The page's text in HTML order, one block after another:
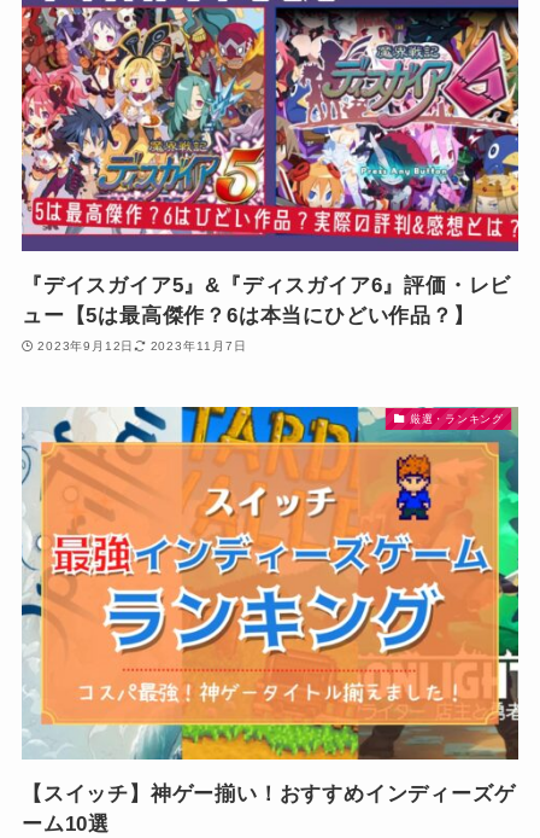
『デイスガイア5』&『ディスガイア6』評価・レビ
ュー【5は最高傑作？6は本当にひどい作品？】
2023年9月12日 2023年11月7日
厳選・ランキング
【スイッチ】神ゲー揃い！おすすめインディーズゲ
ーム10選